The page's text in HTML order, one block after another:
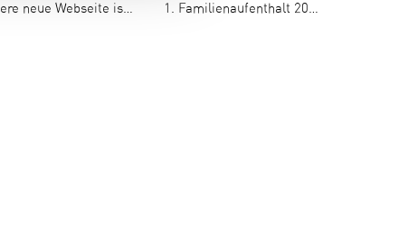
neue Webseite ist online! 1. Familienaufenthalt 2024